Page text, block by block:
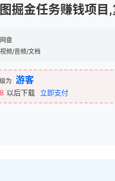
掘金任务赚钱项
盘
视频/音频/文档
为 游客
以后下载 立即支付